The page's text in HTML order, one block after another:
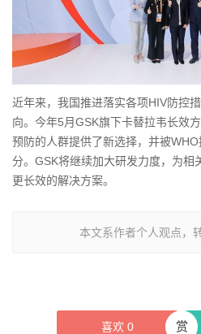
近年来，我国推进落实各项HIV防控
向。今年5月GSK旗下卡替拉韦长效
预防的人群提供了新选择，并被
分。GSK将继续加大研发力度，为相
更长效的解决方案。
本文系作者个人观点，
喜欢 0 赏